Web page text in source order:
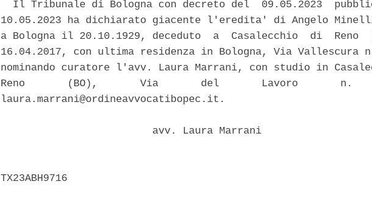
Il Tribunale di Bologna con decreto del  09.05.2023
10.05.2023 ha dichiarato giacente l'eredita' di Angelo
a Bologna il 20.10.1929, deceduto  a  Casalecchio  di  Reno
16.04.2017, con ultima residenza in Bologna, Via Vallescura
nominando curatore l'avv. Laura Marrani, con studio in
Reno       (BO),       Via       del       Lavoro       n.
laura.marrani@ordineavvocatibopec.it.
                         avv. Laura Marrani